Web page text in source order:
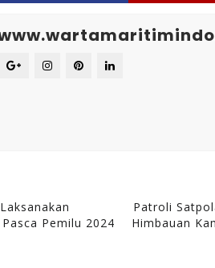
Pemilu 2024
Patroli
Himbauan